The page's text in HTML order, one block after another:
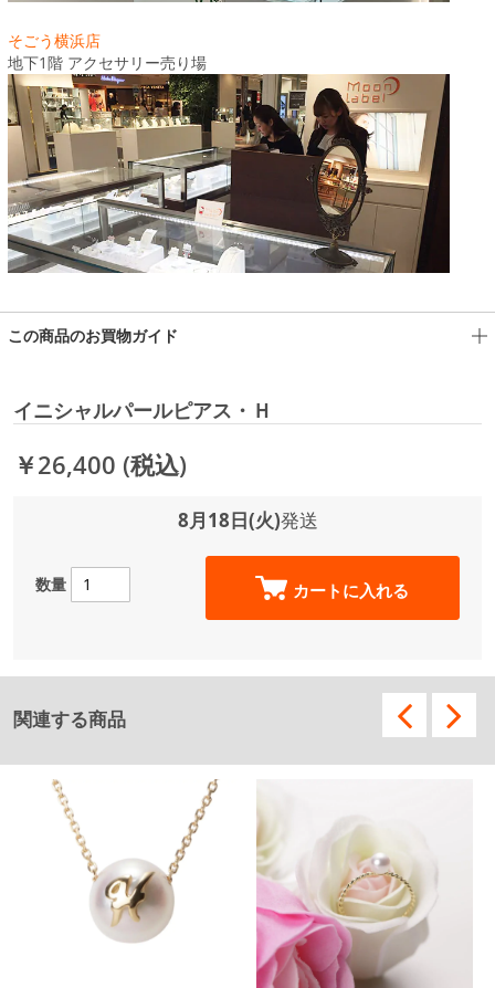
そごう横浜店
地下1階 アクセサリー売り場
この商品のお買物ガイド
イニシャルパールピアス・Ｈ
￥26,400 (税込)
8月18日(火)発送
数量 カートに入れる
関連する商品